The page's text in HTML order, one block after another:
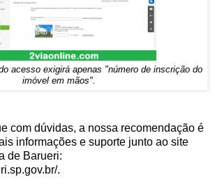
acesso exigirá apenas "número de inscrição do
imóvel em mãos".
com dúvidas, a nossa recomendação é
informações e suporte junto ao site
de Barueri:
.